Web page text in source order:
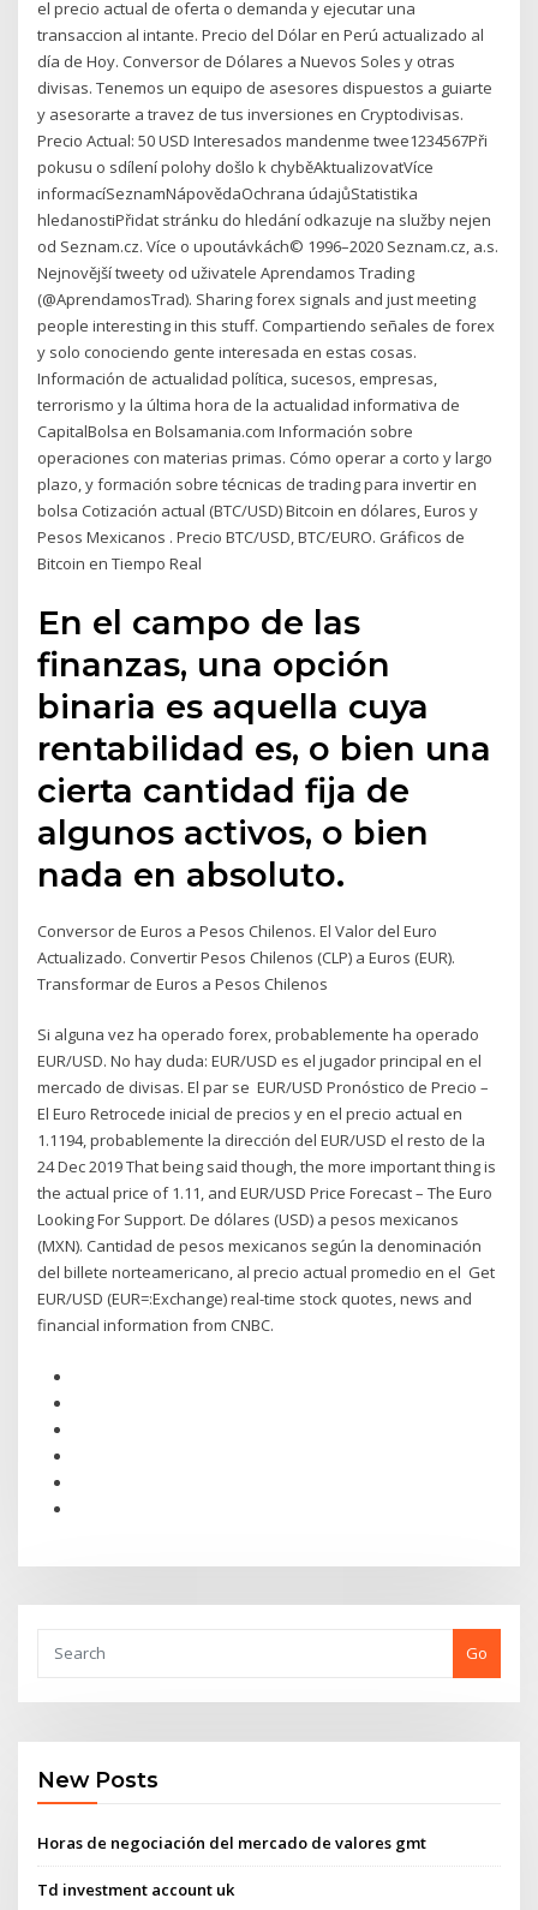
el precio actual de oferta o demanda y ejecutar una
transaccion al intante. Precio del Dólar en Perú actualizado al
día de Hoy. Conversor de Dólares a Nuevos Soles y otras
divisas. Tenemos un equipo de asesores dispuestos a guiarte
y asesorarte a travez de tus inversiones en Cryptodivisas.
Precio Actual: 50 USD Interesados mandenme twee1234567Při
pokusu o sdílení polohy došlo k chyběAktualizovatVíce
informacíSeznamNápovědaOchrana údajůStatistika
hledanostiPřidat stránku do hledání odkazuje na služby nejen
od Seznam.cz. Více o upoutávkách© 1996–2020 Seznam.cz, a.s.
Nejnovější tweety od uživatele Aprendamos Trading
(@AprendamosTrad). Sharing forex signals and just meeting
people interesting in this stuff. Compartiendo señales de forex
y solo conociendo gente interesada en estas cosas.
Información de actualidad política, sucesos, empresas,
terrorismo y la última hora de la actualidad informativa de
CapitalBolsa en Bolsamania.com Información sobre
operaciones con materias primas. Cómo operar a corto y largo
plazo, y formación sobre técnicas de trading para invertir en
bolsa Cotización actual (BTC/USD) Bitcoin en dólares, Euros y
Pesos Mexicanos . Precio BTC/USD, BTC/EURO. Gráficos de
Bitcoin en Tiempo Real
En el campo de las
finanzas, una opción
binaria es aquella cuya
rentabilidad es, o bien una
cierta cantidad fija de
algunos activos, o bien
nada en absoluto.
Conversor de Euros a Pesos Chilenos. El Valor del Euro
Actualizado. Convertir Pesos Chilenos (CLP) a Euros (EUR).
Transformar de Euros a Pesos Chilenos
Si alguna vez ha operado forex, probablemente ha operado
EUR/USD. No hay duda: EUR/USD es el jugador principal en el
mercado de divisas. El par se EUR/USD Pronóstico de Precio –
El Euro Retrocede inicial de precios y en el precio actual en
1.1194, probablemente la dirección del EUR/USD el resto de la
24 Dec 2019 That being said though, the more important thing is
the actual price of 1.11, and EUR/USD Price Forecast – The Euro
Looking For Support. De dólares (USD) a pesos mexicanos
(MXN). Cantidad de pesos mexicanos según la denominación
del billete norteamericano, al precio actual promedio en el Get
EUR/USD (EUR=:Exchange) real-time stock quotes, news and
financial information from CNBC.
Go
New Posts
Horas de negociación del mercado de valores gmt
Td investment account uk